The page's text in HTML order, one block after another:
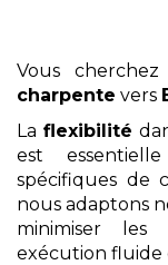
Vous
charpente vers
La flexibilité
est
spécifiques de
nous adaptons
minimiser
exécution fluide